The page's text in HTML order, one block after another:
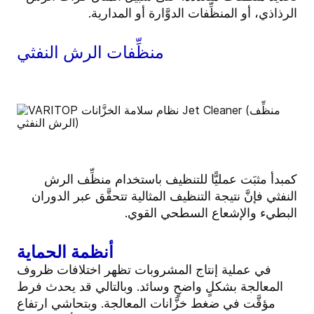
الرذاذي، أو المنظِّفات الدوَّارة أو المدارية.
منظِّفات الرش النفثي
كمبدأ مثبَت عمليًّا للتنظيف باستخدام منظِّف الرش
النفثي فإنَّ نتيجة التنظيف المثالية تتحقَّق عبر الدوران
البطيء والإشعاع السطحي القوي.
أنظمة الحماية
في عملية إنتاج المشروبات تظهر اختلافات ظروف
المعالجة بشكلٍ واضحٍ وسائد. وبالتالي قد يحدث فرط
مؤقَّت في ضغط خزَّانات المعالجة. وبتحاشي ارتفاع